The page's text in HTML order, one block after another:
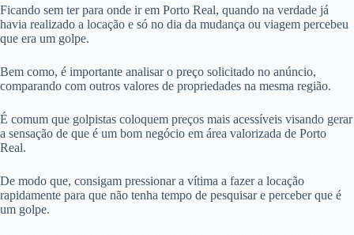
Ficando sem ter para onde ir em Porto Real, quando na verdade já
havia realizado a locação e só no dia da mudança ou viagem percebeu
que era um golpe.
Bem como, é importante analisar o preço solicitado no anúncio,
comparando com outros valores de propriedades na mesma região.
É comum que golpistas coloquem preços mais acessíveis visando gerar
a sensação de que é um bom negócio em área valorizada de Porto
Real.
De modo que, consigam pressionar a vítima a fazer a locação
rapidamente para que não tenha tempo de pesquisar e perceber que é
um golpe.